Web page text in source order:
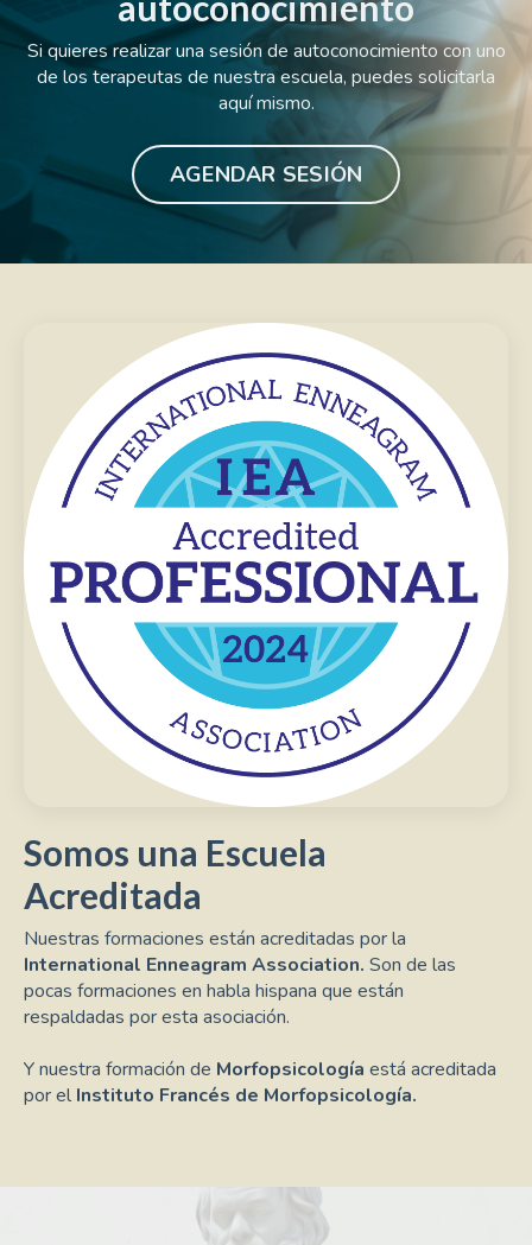
Si quieres realizar una sesión de autoconocimiento con uno
de los terapeutas de nuestra escuela, puedes solicitarla
aquí mismo.
AGENDAR SESIÓN
Somos una Escuela
Acreditada
Nuestras formaciones están acreditadas por la
International Enneagram Association. Son de las
pocas formaciones en habla hispana que están
respaldadas por esta asociación.
Y nuestra formación de Morfopsicología está acreditada
por el Instituto Francés de Morfopsicología.